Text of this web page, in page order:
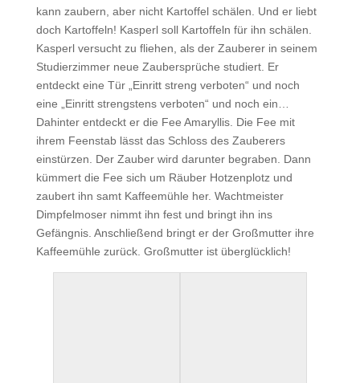
kann zaubern, aber nicht Kartoffel schälen. Und er liebt
doch Kartoffeln! Kasperl soll Kartoffeln für ihn schälen.
Kasperl versucht zu fliehen, als der Zauberer in seinem
Studierzimmer neue Zaubersprüche studiert. Er
entdeckt eine Tür „Einritt streng verboten“ und noch
eine „Einritt strengstens verboten“ und noch ein…
Dahinter entdeckt er die Fee Amaryllis. Die Fee mit
ihrem Feenstab lässt das Schloss des Zauberers
einstürzen. Der Zauber wird darunter begraben. Dann
kümmert die Fee sich um Räuber Hotzenplotz und
zaubert ihn samt Kaffeemühle her. Wachtmeister
Dimpfelmoser nimmt ihn fest und bringt ihn ins
Gefängnis. Anschließend bringt er der Großmutter ihre
Kaffeemühle zurück. Großmutter ist überglücklich!